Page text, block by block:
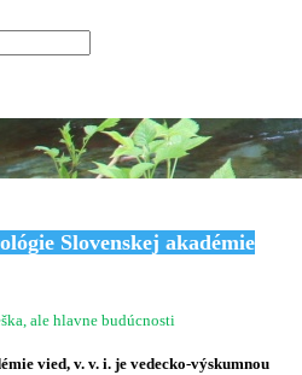
Slovenskej akadémie
ale hlavne budúcnosti
vied, v. v. i. je vedecko-výskumnou